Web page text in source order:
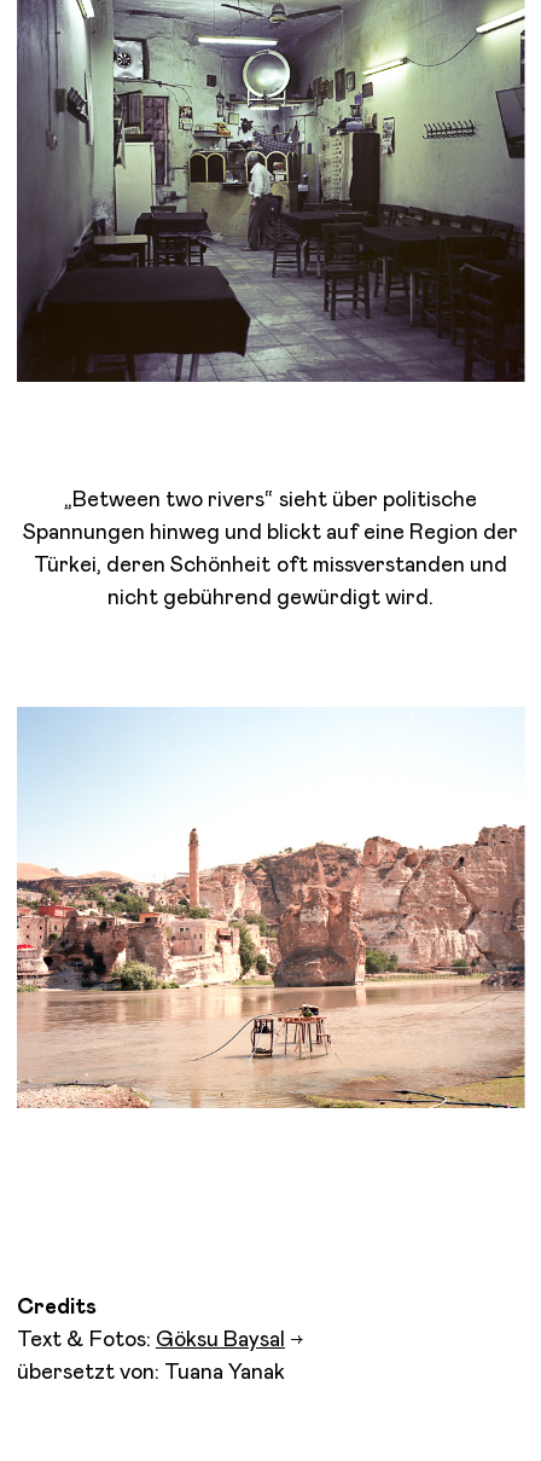
„Between two rivers“ sieht über politische
Spannungen hinweg und blickt auf eine Region der
Türkei, deren Schönheit oft missverstanden und
nicht gebührend gewürdigt wird.
Credits
Text & Fotos: Göksu Baysal
übersetzt von: Tuana Yanak